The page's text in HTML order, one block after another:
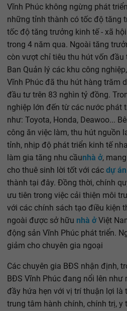
Vĩnh Phúc không ngừng phát
những tỉnh thành có tốc độ tăng
tốc độ tăng trưởng kinh tế - xã
trong 4 năm qua. Ngoài tăng
còn vượt chỉ tiêu thu hút vốn đầu
Ban Quản lý các khu công
Vĩnh Phúc đã thu hút hàng trăm
đầu tư trên 83 nghìn tỷ đồng.
nghiệp lớn đến từ các nước phát
như: Toyota, Honda, Deawoo...
công ăn việc làm, thu hút nguồn
tỉnh, nhịp độ phát triển kinh tế
làm gia tăng nhu cầunhà ở,
cho thuê sinh lời tốt với các dự án
thành tại đây. Đồng thời, chính
ưu tiên trong việc cải thiện môi
với các chính sách tạo điều kiện
ngoài được sở hữu nhà ởViệt
động sản Vĩnh Phúc phát triển.
giảm cho chuyên gia ngoại
Các chuyên gia BĐS nhận định,
BĐS Vĩnh Phúc đang nổi lên
đầy hứa hẹn với vị trí thuận lợi là
trung tâm hành chính, chính trị, y